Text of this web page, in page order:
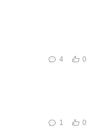
0
4
0
1